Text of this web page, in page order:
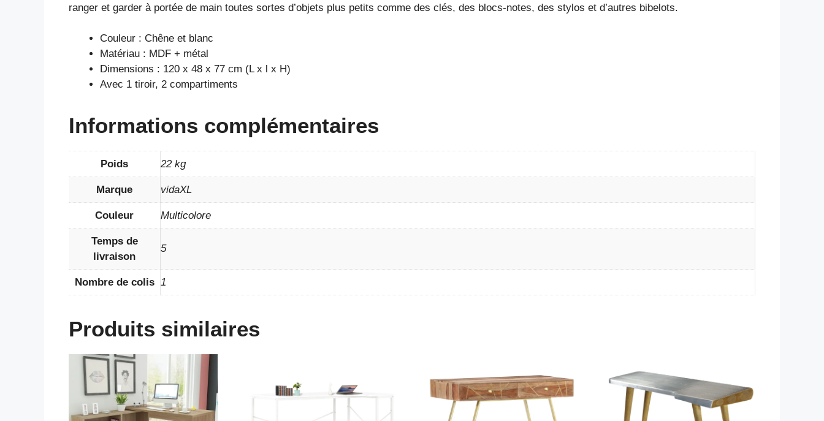
ranger et garder à portée de main toutes sortes d’objets plus petits comme des clés, des blocs-notes, des stylos et d’autres bibelots.
Couleur : Chêne et blanc
Matériau : MDF + métal
Dimensions : 120 x 48 x 77 cm (L x l x H)
Avec 1 tiroir, 2 compartiments
Informations complémentaires
Poids 22 kg
Marque vidaXL
Couleur Multicolore
Temps de
livraison
5
Nombre de colis 1
Produits similaires